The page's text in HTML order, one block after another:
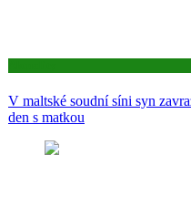
V maltské soudní síni syn
den s matkou